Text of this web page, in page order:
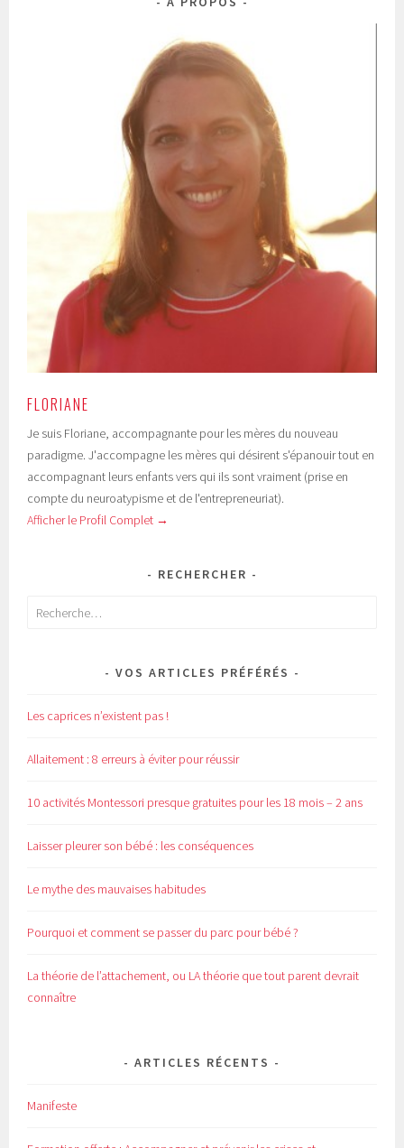
FLORIANE
Je suis Floriane, accompagnante pour les mères du nouveau
paradigme. J'accompagne les mères qui désirent s'épanouir tout en
accompagnant leurs enfants vers qui ils sont vraiment (prise en
compte du neuroatypisme et de l'entrepreneuriat).
Afficher le Profil Complet →
RECHERCHER
Rechercher :
VOS ARTICLES PRÉFÉRÉS
Les caprices n’existent pas !
Allaitement : 8 erreurs à éviter pour réussir
10 activités Montessori presque gratuites pour les 18 mois – 2 ans
Laisser pleurer son bébé : les conséquences
Le mythe des mauvaises habitudes
Pourquoi et comment se passer du parc pour bébé ?
La théorie de l’attachement, ou LA théorie que tout parent devrait
connaître
ARTICLES RÉCENTS
Manifeste